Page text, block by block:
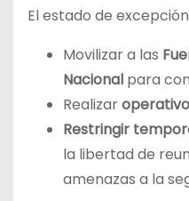
El estado de
Movilizar a las
Nacional para
Realizar
Restringir
la libertad de
amenazas a la